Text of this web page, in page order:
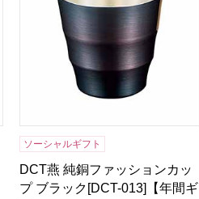
ソーシャルギフト
DCT燕 純銅ファッションカッ
プ ブラック[DCT-013]【年間ギ